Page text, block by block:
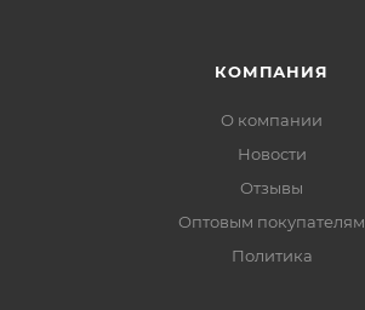
КОМПАНИЯ
О компании
Новости
Отзывы
Оптовым покупателям
Политика